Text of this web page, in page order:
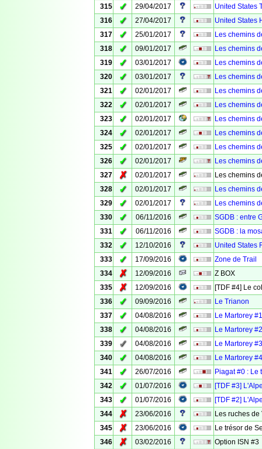
315
✓ 29/04/2017
United States
316
✓ 27/04/2017
United States
317
✓ 25/01/2017
Les chemins
318
✓ 09/01/2017
Les chemins
319
✓ 03/01/2017
Les chemins
320
✓ 03/01/2017
Les chemins
321
✓ 02/01/2017
Les chemins
322
✓ 02/01/2017
Les chemins
323
✓ 02/01/2017
Les chemins
324
✓ 02/01/2017
Les chemins
325
✓ 02/01/2017
Les chemins
326
✓ 02/01/2017
Les chemins
327
✗ 02/01/2017
Les chemins
328
✓ 02/01/2017
Les chemins
329
✓ 02/01/2017
Les chemins
330
✓ 06/11/2016
SGDB : entre
331
✓ 06/11/2016
SGDB : la
332
✓ 12/10/2016
United States
333
✓ 17/09/2016
Zone de Trail
334
✗ 12/09/2016
Z BOX
335
✗ 12/09/2016
[TDF #4] Le
336
✓ 09/09/2016
Le Trianon
337
✓ 04/08/2016
Le Martorey
338
✓ 04/08/2016
Le Martorey
339
✓ 04/08/2016
Le Martorey
340
✓ 04/08/2016
Le Martorey
341
✓ 26/07/2016
Piagat #0 : Le
342
✓ 01/07/2016
[TDF #3]
343
✓ 01/07/2016
[TDF #2]
344
✗ 23/06/2016
Les ruches
345
✗ 23/06/2016
Le trésor de
346
✗ 03/02/2016
Option ISN #3